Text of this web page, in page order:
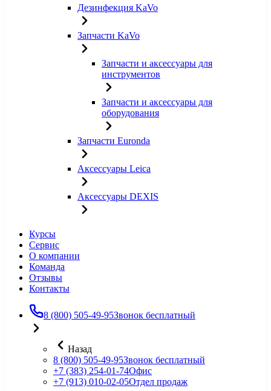
Дезинфекция KaVo
Запчасти KaVo
Запчасти и аксессуары для
инструментов
Запчасти и аксессуары для
оборудования
Запчасти Euronda
Аксессуары Leica
Аксессуары DEXIS
Курсы
Сервис
О компании
Команда
Отзывы
Контакты
8 (800) 505-49-95Звонок бесплатный
Назад
8 (800) 505-49-95Звонок бесплатный
+7 (383) 254-01-74Офис
+7 (913) 010-02-05Отдел продаж